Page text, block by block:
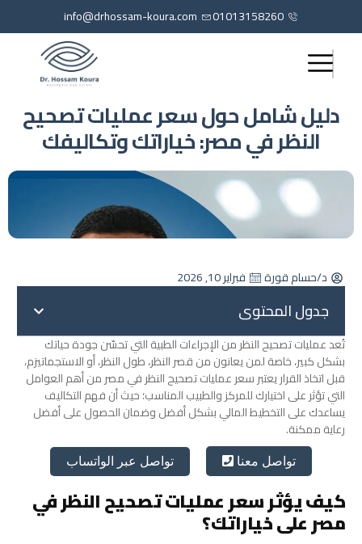
01013158260
info@drhossam-koura.com
دليل شامل حول سعر عمليات تصحيح
النظر في مصر: خياراتك وتكاليفك
د/حسام قورة فبراير 10, 2026
جدول المحتوى
تُعد عمليات تصحيح النظر من الإجراءات الطبية التي تحسّن جودة حياتك
بشكل كبير، خاصة لمن يعانون من قصر النظر، طول النظر، أو الاستجماتيزم،
قبل اتخاذ القرار يعتبر سعر عمليات تصحيح النظر في مصر من أهم العوامل
التي تؤثر على اختيارك للمركز والطبيب المناسب؛ حيث أن فهم التكاليف
يساعدك على التخطيط المالي بشكل أفضل وضمان الحصول على أفضل
رعاية ممكنة.
تواصل معنا تواصل عبر الواتساب
كيف يؤثر سعر عمليات تصحيح النظر في
مصر على خياراتك؟